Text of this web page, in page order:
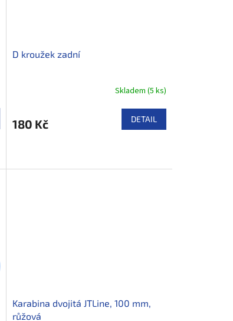
D kroužek zadní
Skladem (5 ks)
180 Kč DETAIL
Karabina dvojitá JTLine, 100 mm,
růžová